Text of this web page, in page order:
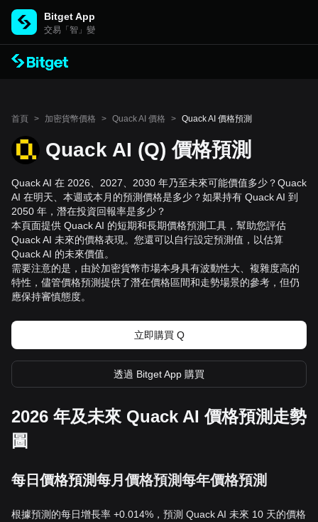
Bitget App
交易「智」變
首頁 > 加密貨幣價格 > Quack AI 價格 > Quack AI 價格預測
Quack AI (Q) 價格預測
Quack AI 在 2026、2027、2030 年乃至未來可能價值多少？Quack
AI 在明天、本週或本月的預測價格是多少？如果持有 Quack AI 到
2050 年，潛在投資回報率是多少？
本頁面提供 Quack AI 的短期和長期價格預測工具，幫助您評估
Quack AI 未來的價格表現。您還可以自行設定預測值，以估算
Quack AI 的未來價值。
需要注意的是，由於加密貨幣市場本身具有波動性大、複雜度高的
特性，儘管價格預測提供了潛在價格區間和走勢場景的參考，但仍
應保持審慎態度。
立即購買 Q
透過 Bitget App 購買
2026 年及未來 Quack AI 價格預測走勢
圖
每日價格預測每月價格預測每年價格預測
根據預測的每日增長率 +0.014%，預測 Quack AI 未來 10 天的價格